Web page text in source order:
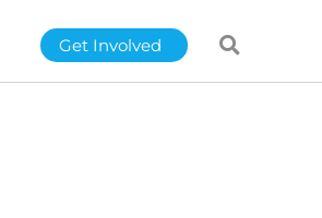
Get Involved